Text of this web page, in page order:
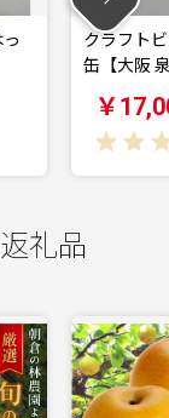
クラフト
缶【大阪
￥
礼品